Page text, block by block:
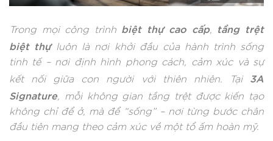
Trong mọi công trình biệt thự cao cấp, tầng trệt
biệt thựluôn là nơi khởi đầu của hành trình sống
tinh tế – nơi định hình phong cách, cảm xúc và sự
kết nối giữa con người với thiên nhiên. Tại
3A
Signature, mỗi không gian tầng trệt được kiến tạo
không chỉ để ở, mà để “sống” – nơi từng bước chân
đầu tiên mang theo cảm xúc về một tổ ấm hoàn mỹ.